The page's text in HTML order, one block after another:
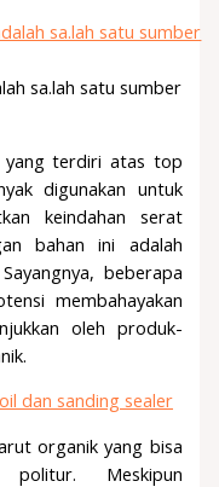
sa.lah satu sumber
yang terdiri atas top
digunakan untuk
keindahan serat
bahan ini adalah
beberapa
membahayakan
oleh produk-
organik yang bisa
politur. Meskipun